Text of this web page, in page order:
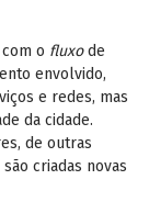
o fluxode
envolvido,
e redes, mas
da cidade.
de outras
criadas novas